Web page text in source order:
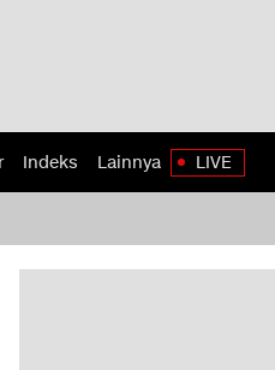
Indeks Lainnya LIVE